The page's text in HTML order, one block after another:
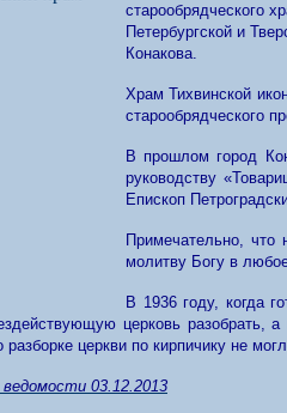
старообрядческого
Петербургской и
Конакова.
Храм Тихвинской
старообрядческого
В прошлом город
руководству
Епископ
Примечательно,
молитву Богу в
В 1936 году, когда
церковь разобрать,
разборке церкви по кирпичику не
ведомости 03.12.2013